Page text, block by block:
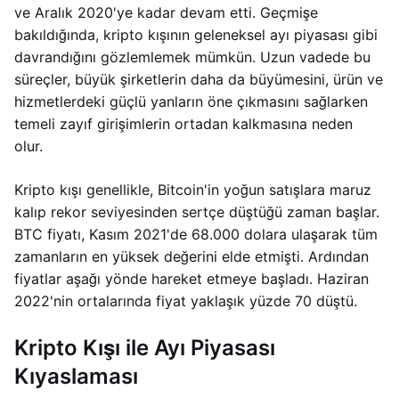
ve Aralık 2020'ye kadar devam etti. Geçmişe
bakıldığında, kripto kışının geleneksel ayı piyasası gibi
davrandığını gözlemlemek mümkün. Uzun vadede bu
süreçler, büyük şirketlerin daha da büyümesini, ürün ve
hizmetlerdeki güçlü yanların öne çıkmasını sağlarken
temeli zayıf girişimlerin ortadan kalkmasına neden
olur.
Kripto kışı genellikle, Bitcoin'in yoğun satışlara maruz
kalıp rekor seviyesinden sertçe düştüğü zaman başlar.
BTC fiyatı, Kasım 2021'de 68.000 dolara ulaşarak tüm
zamanların en yüksek değerini elde etmişti. Ardından
fiyatlar aşağı yönde hareket etmeye başladı. Haziran
2022'nin ortalarında fiyat yaklaşık yüzde 70 düştü.
Kripto Kışı ile Ayı Piyasası
Kıyaslaması